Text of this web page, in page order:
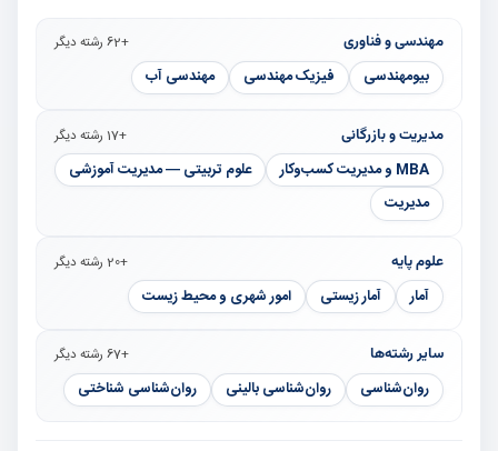
مهندسی و فناوری +62 رشته دیگر
بیومهندسی فیزیک مهندسی مهندسی آب
مدیریت و بازرگانی +17 رشته دیگر
MBA و مدیریت کسب‌وکار
علوم تربیتی — مدیریت آموزشی
مدیریت
علوم پایه +20 رشته دیگر
آمار آمار زیستی امور شهری و محیط زیست
سایر رشته‌ها +67 رشته دیگر
روان‌شناسی روان‌شناسی بالینی روان‌شناسی شناختی